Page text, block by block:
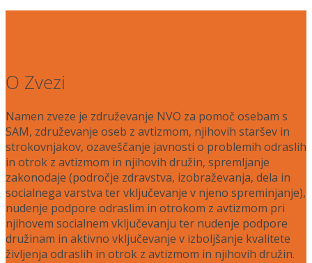
O Zvezi
Namen zveze je združevanje NVO za pomoč osebam s
SAM, združevanje oseb z avtizmom, njihovih staršev in
strokovnjakov, ozaveščanje javnosti o problemih odraslih
in otrok z avtizmom in njihovih družin, spremljanje
zakonodaje (področje zdravstva, izobraževanja, dela in
socialnega varstva ter vključevanje v njeno spreminjanje),
nudenje podpore odraslim in otrokom z avtizmom pri
njihovem socialnem vključevanju ter nudenje podpore
družinam in aktivno vključevanje v izboljšanje kvalitete
življenja odraslih in otrok z avtizmom in njihovih družin.